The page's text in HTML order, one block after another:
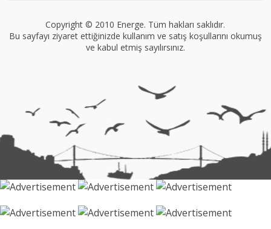
Tüm yazıları görüntüle
Naz Kural
Tüm yazıları görüntüle
Copyright © 2010 Energe. Tüm hakları saklıdır.
Bu sayfayı ziyaret ettiğinizde kullanım ve satış koşullarını okumuş
ve kabul etmiş sayılırsınız.